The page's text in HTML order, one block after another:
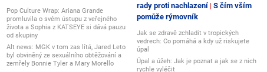
Pop Culture Wrap: Ariana Grande
promluvila o svém ústupu z veřejného
života a Sophia z KATSEYE si dává pauzu
od skupiny
Alt news: MGK v tom zas lítá, Jared Leto
byl obviněný ze sexuálního obtěžování a
zemřely Bonnie Tyler a Mary Morello
rady proti nachlazení S čím vším
pomůže rýmovník
Jak se zdravě zchladit v tropických
vedrech: Co pomáhá a kdy už riskujete
úpal
Úpal a úžeh: Jak je poznat a jak se z nich
rychle vyléčit